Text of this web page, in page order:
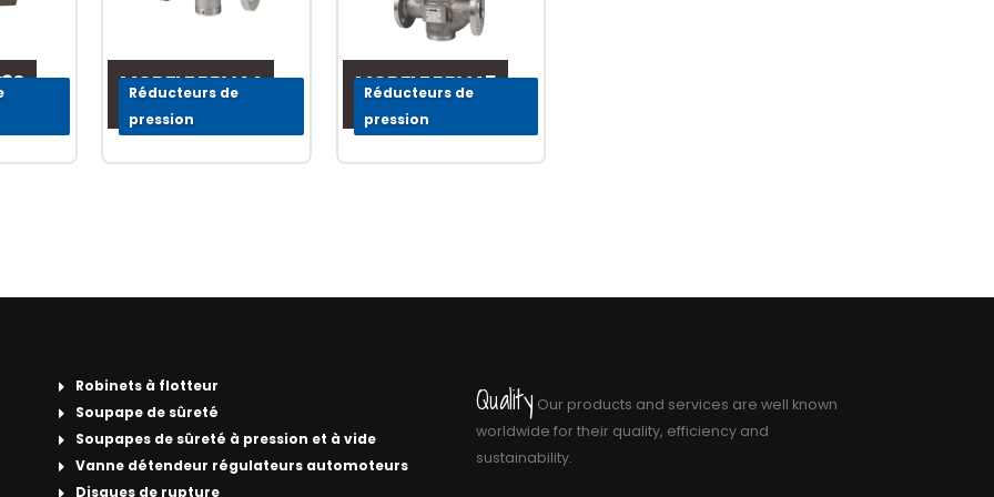
MODELE PRV44
Réducteurs de
pression
MODELE PRV45
Réducteurs de
pression
Robinets à flotteur
Soupape de sûreté
Soupapes de sûreté à pression et à vide
Vanne détendeur régulateurs automoteurs
Disques de rupture
Quality Our products and services are well known
worldwide for their quality, efficiency and
sustainability.